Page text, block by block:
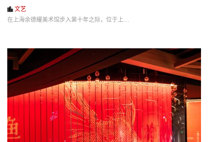
文艺
在上海余德耀美术馆步入第十年之际，位于上…